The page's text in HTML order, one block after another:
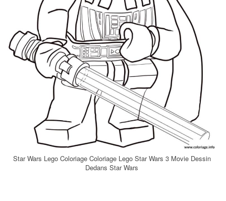
Star Wars Lego Coloriage Coloriage Lego Star Wars 3 Movie Dessin
Dedans Star Wars